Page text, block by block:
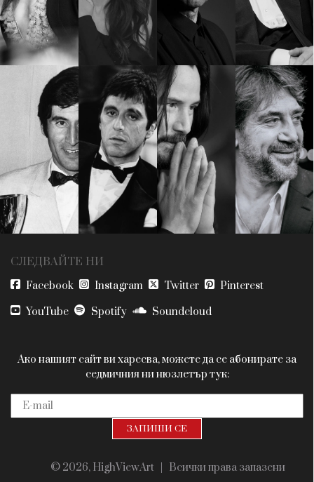
КАТЕГОРИИ
Wine&Dine
Подкасти
Dialogue
Изкуство
Красота
Цветно
Гурме
Пътувай
Wellness
ЗА НАС
Условия за
ползване
За нас
Реклама
Политика за
поверителност
ModerenDom
СЛЕДВАЙТЕ НИ
Facebook Instagram Twitter
Pinterest
YouTube
Spotify Soundcloud
Ако нашият сайт ви харесва, можете да се абонирате за
седмичния ни нюзлетър тук:
© 2026, HighViewArt | Всички права запазени